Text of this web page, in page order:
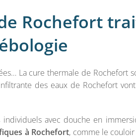
Rochefort
La cure thermale de Rochefort
des eaux de Rochefort
avec douche en
à Rochefort, comme le